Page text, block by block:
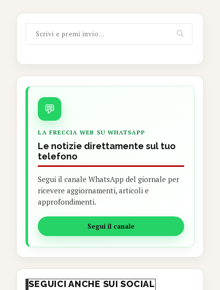
💬
LA FRECCIA WEB SU WHATSAPP
Le notizie direttamente sul tuo
telefono
Segui il canale WhatsApp del giornale per
ricevere aggiornamenti, articoli e
approfondimenti.
Segui il canale
SEGUICI ANCHE SUI SOCIAL